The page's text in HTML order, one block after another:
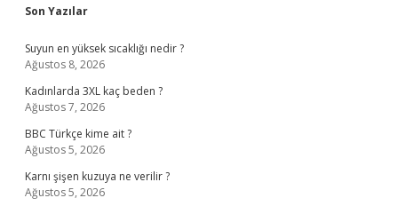
Sidebar
Son Yazılar
Suyun en yüksek sıcaklığı nedir ?
Ağustos 8, 2026
Kadınlarda 3XL kaç beden ?
Ağustos 7, 2026
BBC Türkçe kime ait ?
Ağustos 5, 2026
Karnı şişen kuzuya ne verilir ?
Ağustos 5, 2026